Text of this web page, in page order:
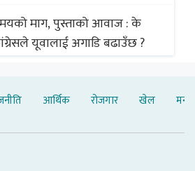
माग, पुस्ताको आवाज : के
यूवालाई अगाडि बढाउँछ ?
आर्थिक रोजगार खेल